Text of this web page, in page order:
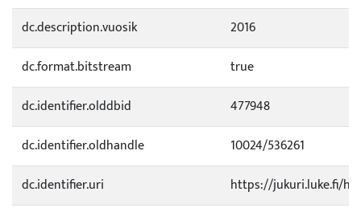
dc.description.vuosik
2016
dc.format.bitstream
true
dc.identifier.olddbid
477948
dc.identifier.oldhandle
10024/536261
dc.identifier.uri
https://jukuri.luke.fi/